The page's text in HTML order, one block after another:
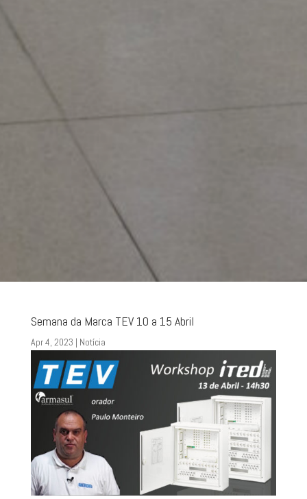
Semana da Marca TEV 10 a 15 Abril
Apr 4, 2023 | Notícia